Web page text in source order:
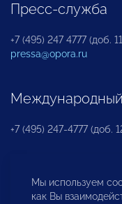
Пресс-служба
+7 (495) 247 4777 (доб.
pressa@opora.ru
+7 (495) 247-4777 (доб.
Бюро по
инвесторов
Мы используем
как Вы